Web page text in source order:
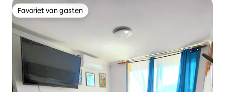
Favoriet van gasten
Favoriet van gasten